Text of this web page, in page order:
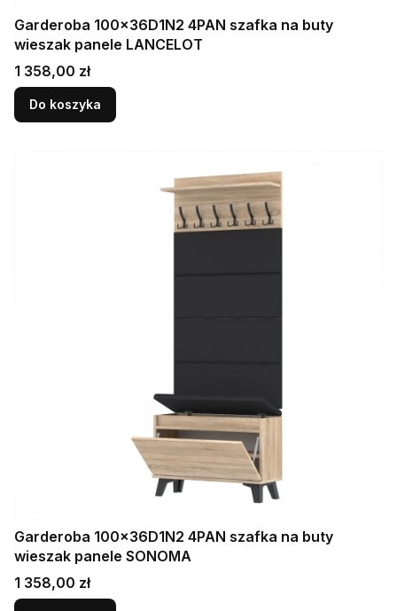
Garderoba 100x36D1N2 4PAN szafka na buty
wieszak panele LANCELOT
Cena
1 358,00 zł
Do koszyka
Garderoba 100x36D1N2 4PAN szafka na buty
wieszak panele SONOMA
Cena
1 358,00 zł